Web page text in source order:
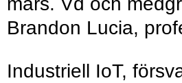
Brandon Lucia,
Industriell IoT,